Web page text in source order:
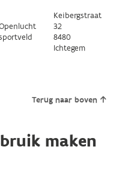
Keibergstraat
32
8480
Ichtegem
Terug naar boven
maken